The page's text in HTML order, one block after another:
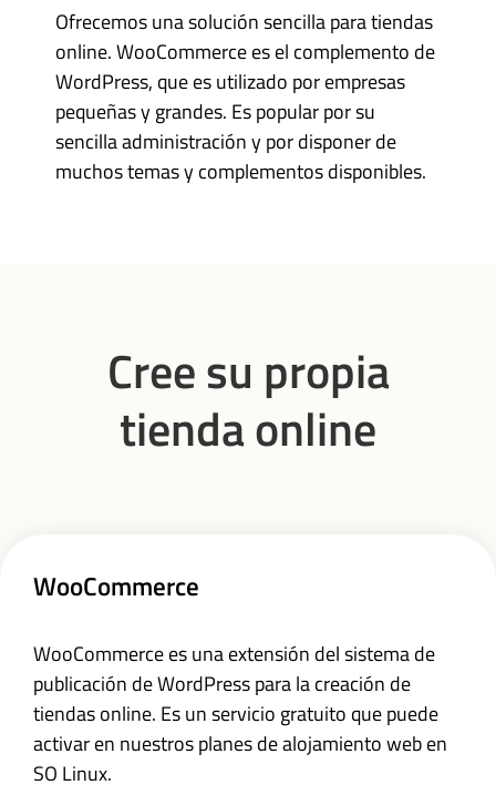
Ofrecemos una solución sencilla para tiendas
online. WooCommerce es el complemento de
WordPress, que es utilizado por empresas
pequeñas y grandes. Es popular por su
sencilla administración y por disponer de
muchos temas y complementos disponibles.
Cree su propia
tienda online
WooCommerce
WooCommerce es una extensión del sistema de
publicación de WordPress para la creación de
tiendas online. Es un servicio gratuito que puede
activar en nuestros planes de alojamiento web en
SO Linux.